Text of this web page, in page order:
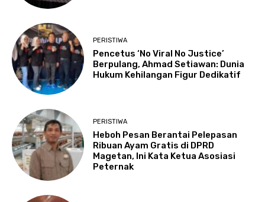
PERISTIWA
Pencetus ‘No Viral No Justice’
Berpulang, Ahmad Setiawan: Dunia
Hukum Kehilangan Figur Dedikatif
PERISTIWA
Heboh Pesan Berantai Pelepasan
Ribuan Ayam Gratis di DPRD
Magetan, Ini Kata Ketua Asosiasi
Peternak